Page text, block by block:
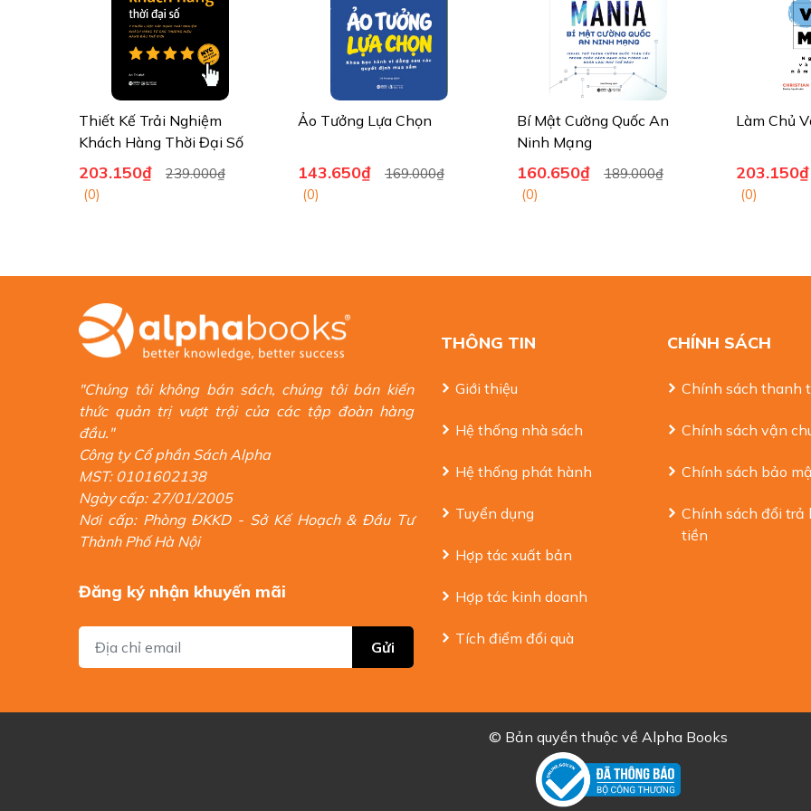
Thiết Kế Trải Nghiệm
Khách Hàng Thời Đại Số
203.150₫
239.000₫
(0)
Ảo Tưởng Lựa Chọn
143.650₫
169.000₫
(0)
Bí Mật Cường Quốc An
Ninh Mạng
160.650₫
189.000₫
(0)
Làm Chủ
203.150₫
(0)
"Chúng tôi không bán sách, chúng tôi bán kiến
thức quản trị vượt trội của các tập đoàn hàng
đầu."
Công ty Cổ phần Sách Alpha
MST: 0101602138
Ngày cấp: 27/01/2005
Nơi cấp: Phòng ĐKKD - Sở Kế Hoạch & Đầu Tư
Thành Phố Hà Nội
Đăng ký nhận khuyến mãi
Gửi
THÔNG TIN
Giới thiệu
Hệ thống nhà sách
Hệ thống phát hành
Tuyển dụng
Hợp tác xuất bản
Hợp tác kinh doanh
Tích điểm đổi quà
CHÍNH SÁCH
Chính sách thanh
Chính sách vận
Chính sách bảo
Chính sách đổi trả
tiền
© Bản quyền thuộc về Alpha Books